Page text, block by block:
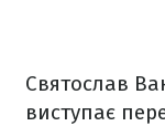
Святослав
виступає